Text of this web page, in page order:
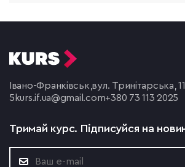
Івано-Франківськ,вул. Тринітарська,
5 kurs.if.ua@gmail.com+380 73 113 2025
Тримай курс. Підписуйся на